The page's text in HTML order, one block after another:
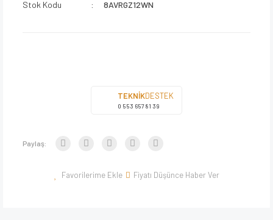
Stok Kodu 8AVRGZ12WN
TEKNİKDESTEK
0 553 657 81 39
Paylaş:
Fiyatı Düşünce Haber Ver